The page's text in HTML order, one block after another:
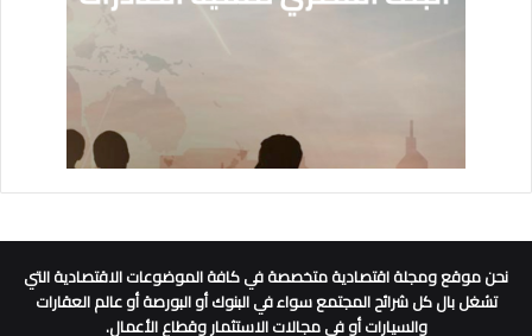
نحن موقع ومجلة اقتصادية متخصصة في كافة الموضوعات الاقتصادية التي
تشغل بال كل شرائح المجتمع سواء في البنوك أو البورصة أو عالم العقارات
والسيارات أو في مجالات الاستثمار وقطاع الأعمال.